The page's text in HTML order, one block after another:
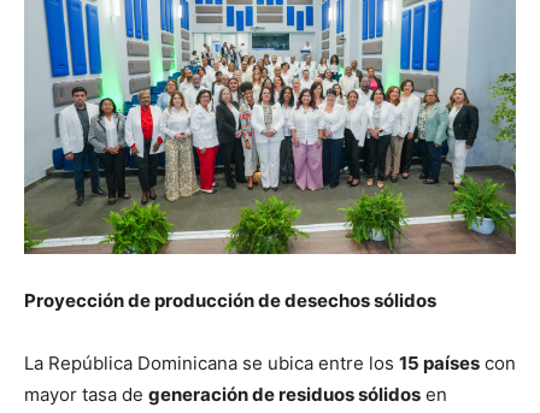
Proyección de producción de desechos sólidos
La República Dominicana se ubica entre los 15 países con
mayor tasa de generación de residuos sólidos en